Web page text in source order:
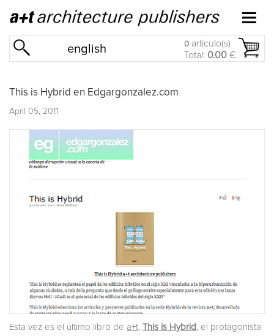
english 0 artículo(s)
Total: 0.00 €
This is Hybrid en Edgargonzalez.com
April 05, 2011
Esta vez es el último libro de a+t, This is Hybrid , el protagonista